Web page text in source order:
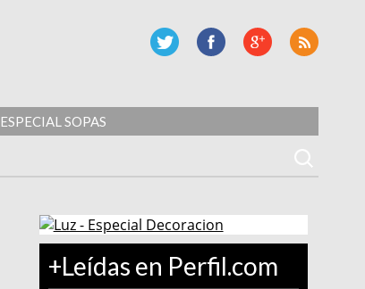
ESPECIAL SOPAS
+Leídas en Perfil.com